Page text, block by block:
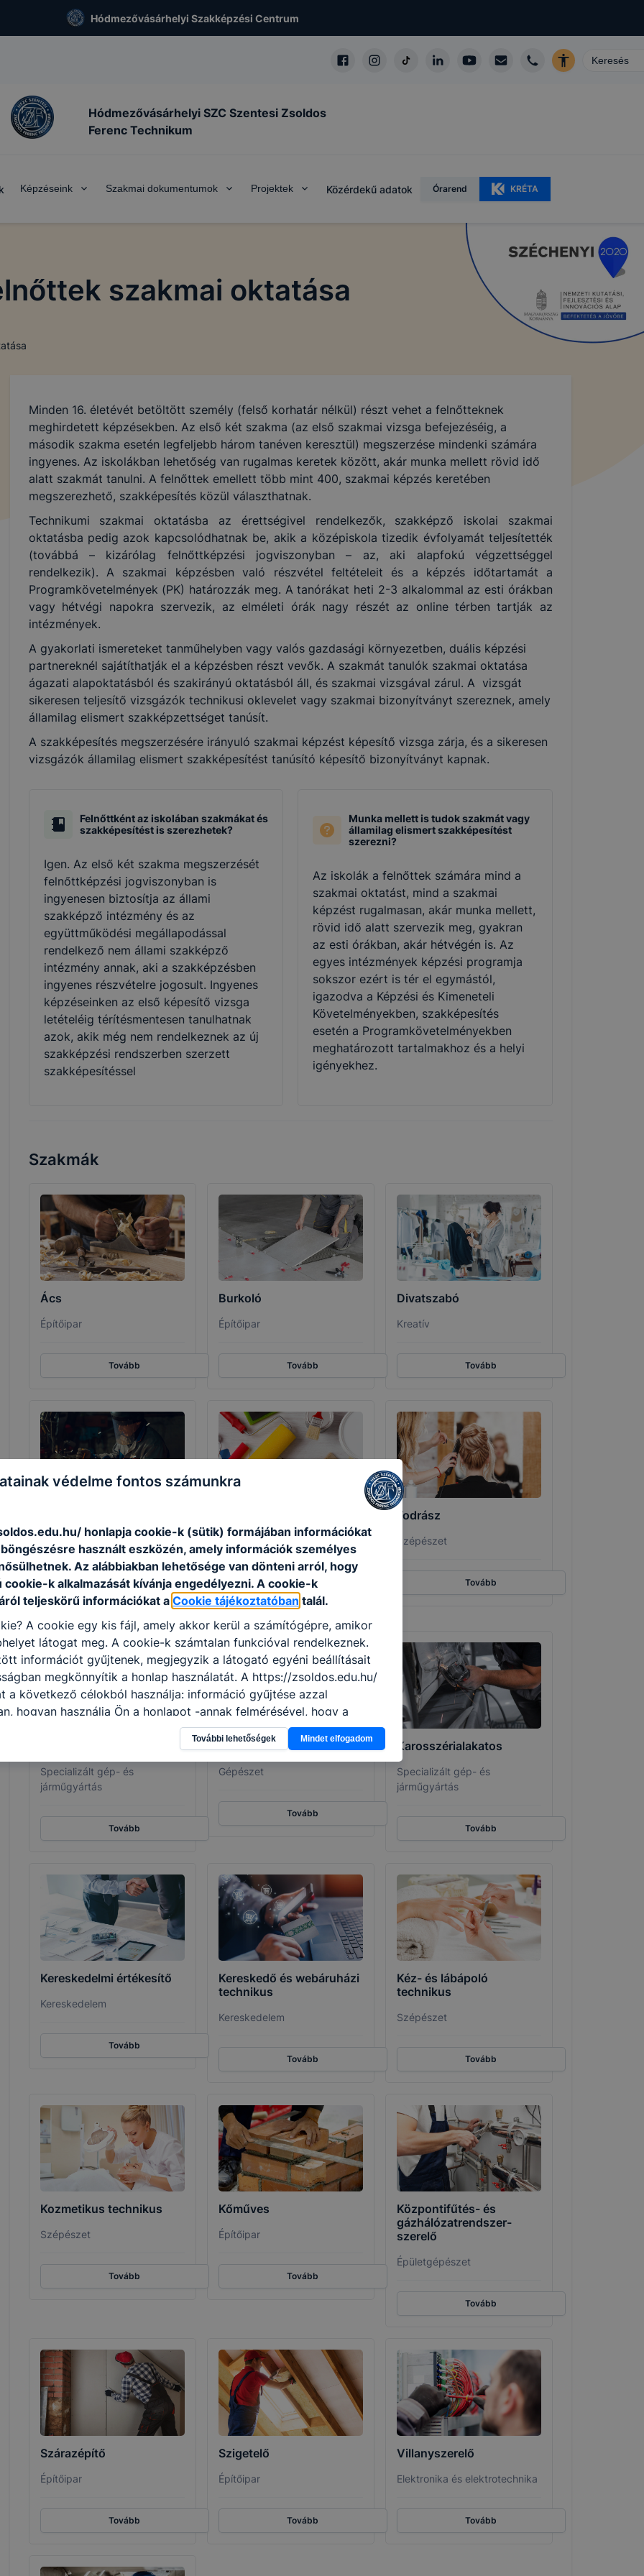
Hódmezővásárhelyi Szakképzési Centrum
Hódmezővásárhelyi SZC Szentesi Zsoldos
Ferenc Technikum
Képzéseink Szakmai dokumentumok Projektek Közérdekű adatok Órarend KRÉTA
szakmai oktatása
Minden 16. életévét betöltött személy (felső korhatár nélkül) részt vehet a felnőtteknek
meghirdetett képzésekben. Az első két szakma (az első szakmai vizsga befejezéséig, a
második szakma esetén legfeljebb három tanéven keresztül) megszerzése mindenki számára
ingyenes. Az iskolákban lehetőség van rugalmas keretek között, akár munka mellett rövid idő
alatt szakmát tanulni. A felnőttek emellett több mint 400, szakmai képzés keretében
megszerezhető, szakképesítés közül választhatnak.
Technikumi szakmai oktatásba az érettségivel rendelkezők, szakképző iskolai szakmai
oktatásba pedig azok kapcsolódhatnak be, akik a középiskola tizedik évfolyamát teljesítették
(továbbá – kizárólag felnőttképzési jogviszonyban – az, aki alapfokú végzettséggel
rendelkezik). A szakmai képzésben való részvétel feltételeit és a képzés időtartamát a
Programkövetelmények (PK) határozzák meg. A tanórákat heti 2-3 alkalommal az esti órákban
vagy hétvégi napokra szervezik, az elméleti órák nagy részét az online térben tartják az
intézmények.
A gyakorlati ismereteket tanműhelyben vagy valós gazdasági környezetben, duális képzési
partnereknél sajátíthatják el a képzésben részt vevők. A szakmát tanulók szakmai oktatása
ágazati alapoktatásból és szakirányú oktatásból áll, és szakmai vizsgával zárul. A vizsgát
sikeresen teljesítő vizsgázók technikusi oklevelet vagy szakmai bizonyítványt szereznek, amely
államilag elismert szakképzettséget tanúsít.
A szakképesítés megszerzésére irányuló szakmai képzést képesítő vizsga zárja, és a sikeresen
vizsgázók államilag elismert szakképesítést tanúsító képesítő bizonyítványt kapnak.
Felnőttként az iskolában szakmákat és
szakképesítést is szerezhetek?
Igen. Az első két szakma megszerzését
felnőttképzési jogviszonyban is
ingyenesen biztosítja az állami
szakképző intézmény és az
együttműködési megállapodással
rendelkező nem állami szakképző
intézmény annak, aki a szakképzésben
ingyenes részvételre jogosult. Ingyenes
képzéseinken az első képesítő vizsga
letételéig térítésmentesen tanulhatnak
azok, akik még nem rendelkeznek az új
szakképzési rendszerben szerzett
szakképesítéssel
Munka mellett is tudok szakmát vagy
államilag elismert szakképesítést
szerezni?
Az iskolák a felnőttek számára mind a
szakmai oktatást, mind a szakmai
képzést rugalmasan, akár munka mellett,
rövid idő alatt szervezik meg, gyakran
az esti órákban, akár hétvégén is. Az
egyes intézmények képzési programja
sokszor ezért is tér el egymástól,
igazodva a Képzési és Kimeneteli
Követelményekben, szakképesítés
esetén a Programkövetelményekben
meghatározott tartalmakhoz és a helyi
igényekhez.
Szakmák
Ács
Építőipar
Tovább
Burkoló
Építőipar
Tovább
Divatszabó
Kreatív
Tovább
szerkezetlakatos
Gépészet
Tovább
Építőipar
Tovább
Fodrász
Szépészet
Tovább
Gépjármű-mechatronikus
Specializált gép- és
járműgyártás
Tovább
Hegesztő
Gépészet
Tovább
Karosszérialakatos
Specializált gép- és
járműgyártás
Tovább
Kereskedelmi értékesítő
Kereskedelem
Tovább
Kereskedő és webáruházi
technikus
Kereskedelem
Tovább
Kéz- és lábápoló
technikus
Szépészet
Tovább
Kozmetikus technikus
Szépészet
Tovább
Kőműves
Építőipar
Tovább
Központifűtés- és
gázhálózatrendszer-
szerelő
Épületgépészet
Tovább
Szárazépítő
Építőipar
Tovább
Szigetelő
Építőipar
Tovább
Villanyszerelő
Elektronika és elektrotechnika
Tovább
védelme fontos számunkra
honlapja cookie-k (sütik) formájában információkat
használt eszközén, amely információk személyes
Az alábbiakban lehetősége van dönteni arról, hogy
cookie-k alkalmazását kívánja engedélyezni. A cookie-k
teljeskörű információkat aCookie tájékoztatóban talál.
A cookie egy kis fájl, amely akkor kerül a számítógépre, amikor
látogat meg. A cookie-k számtalan funkcióval rendelkeznek.
információt gyűjtenek, megjegyzik a látogató egyéni beállításait
megkönnyítik a honlap használatát. A https://zsoldos.edu.hu/
a következő célokból használja: információ gyűjtése azzal
hogyan használja Ön a honlapot -annak felmérésével, hogy a
részeit látogatja, vagy használja leginkább, így megtudhatjuk,
Önnek még jobb felhasználói élményt, ha ismét meglátogatja
fejlesztése. Hogyan ellenőrizheti és hogyan tudja kikapcsolni a
Minden modern böngésző engedélyezi a cookie-k beállításának a
A legtöbb böngésző alapértelmezettként automatikusan elfogadja
de ezek általában megváltoztathatók. Felhívjuk figyelmét, hogy
k célja honlapunk használhatóságának és folyamatainak
honlapunk funkcióinak teljes körű használatára, vagy a honlap a
fog működni böngészőjében.
További lehetőségek Mindet elfogadom